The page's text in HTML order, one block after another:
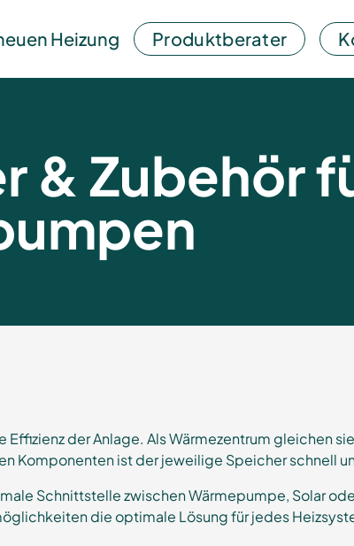
Heizung Produktberater
& Zubehör
der Anlage. Als Wärmezentrum gleichen
Komponenten ist der jeweilige Speicher schnell
Schnittstelle zwischen Wärmepumpe, Solar
die optimale Lösung für jedes